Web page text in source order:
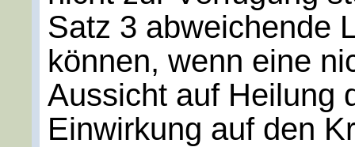
Satz 3 abweichende
können, wenn eine
Aussicht auf Heilung
Einwirkung auf den